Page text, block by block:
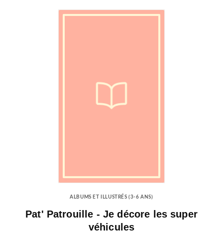
ALBUMS ET ILLUSTRÉS (3-6 ANS)
Pat' Patrouille - Je décore les super
véhicules